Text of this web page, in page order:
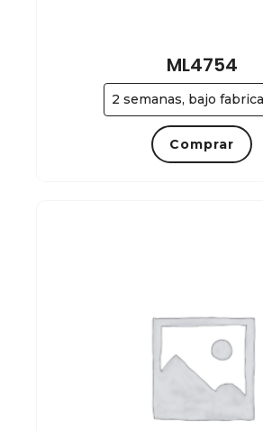
2 semanas, bajo
ML4754
Comprar